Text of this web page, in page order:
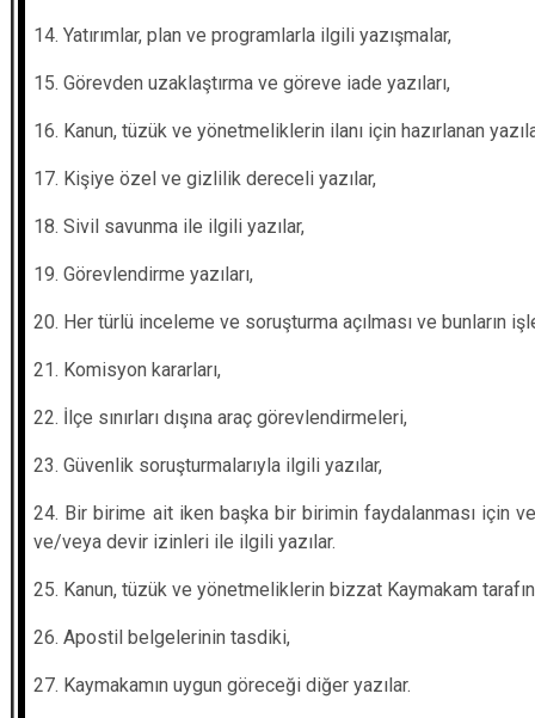
14. Yatırımlar, plan ve programlarla ilgili yazışmalar,
15. Görevden uzaklaştırma ve göreve iade yazıları,
16. Kanun, tüzük ve yönetmeliklerin ilanı için hazırlanan
17. Kişiye özel ve gizlilik dereceli yazılar,
18. Sivil savunma ile ilgili yazılar,
19. Görevlendirme yazıları,
20. Her türlü inceleme ve soruşturma açılması ve bunların
21. Komisyon kararları,
22. İlçe sınırları dışına araç görevlendirmeleri,
23. Güvenlik soruşturmalarıyla ilgili yazılar,
24. Bir birime ait iken başka bir birimin faydalanması için
ve/veya devir izinleri ile ilgili yazılar.
25. Kanun, tüzük ve yönetmeliklerin bizzat Kaymakam
26. Apostil belgelerinin tasdiki,
27. Kaymakamın uygun göreceği diğer yazılar.